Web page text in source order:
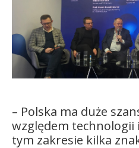
Kandydat
Absolwent
– Polska ma duże
względem technologii
tym zakresie kilka